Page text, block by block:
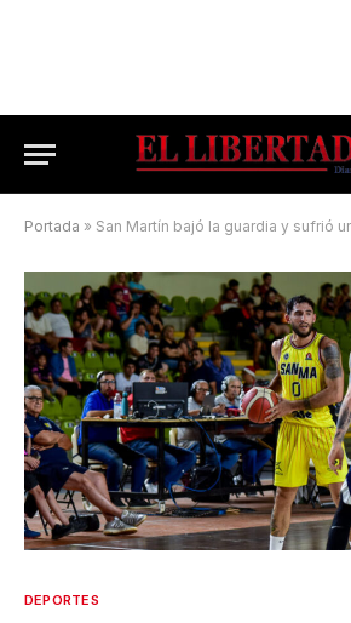
Portada » San Martín bajó la guardia y sufrió
DEPORTES